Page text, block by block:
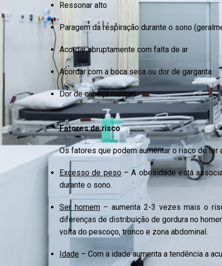
Ressonar alto
Paragem da respiração durante o sono
Acordar abruptamente com falta de ar
Acordar com a boca seca ou dor de garganta
Dor de cabeça matinal
Fatores de risco
Os fatores que podem aumentar o risco de ter
Excesso de peso– A obesidade está
durante o sono.
Ser homem– aumenta 2-3 vezes mais o
diferenças de distribuição de gordura no
volta do pescoço, tronco e zona abdominal.
Idade – Com a idade aumenta a tendência a